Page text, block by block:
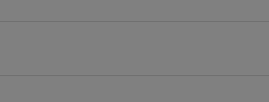
ou froides.